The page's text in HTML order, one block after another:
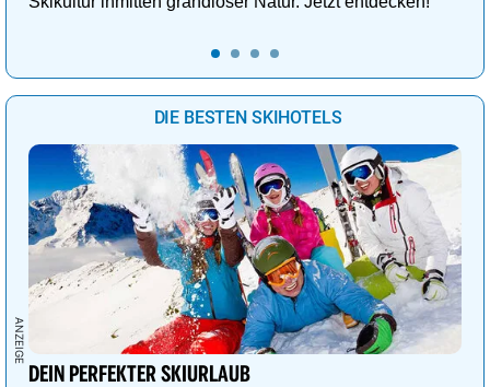
DIE BESTEN SKIHOTELS
DEIN PERFEKTER SKIURLAUB